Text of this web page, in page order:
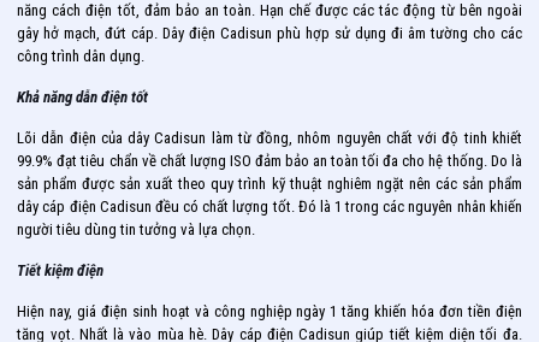
năng cách điện tốt, đảm bảo an toàn. Hạn chế được các tác động từ bên ngoài
gây hở mạch, đứt cáp. Dây điện Cadisun phù hợp sử dụng đi âm tường cho các
công trình dân dụng.
Khả năng dẫn điện tốt
Lõi dẫn điện của dây Cadisun làm từ đồng, nhôm nguyên chất với độ tinh khiết
99.9% đạt tiêu chẩn về chất lượng ISO đảm bảo an toàn tối đa cho hệ thống. Do là
sản phẩm được sản xuất theo quy trình kỹ thuật nghiêm ngặt nên các sản phẩm
dây cáp điện Cadisun đều có chất lượng tốt. Đó là 1 trong các nguyên nhân khiến
người tiêu dùng tin tưởng và lựa chọn.
Tiết kiệm điện
Hiện nay, giá điện sinh hoạt và công nghiệp ngày 1 tăng khiến hóa đơn tiền điện
tăng vọt. Nhất là vào mùa hè. Dây cáp điện Cadisun giúp tiết kiệm diện tối đa.